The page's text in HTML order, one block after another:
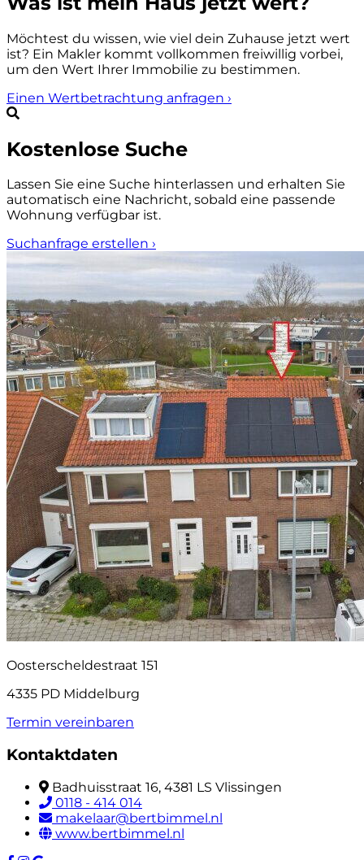
Möchtest du wissen, wie viel dein Zuhause jetzt wert
ist? Ein Makler kommt vollkommen freiwillig vorbei,
um den Wert Ihrer Immobilie zu bestimmen.
Einen Wertbetrachtung anfragen ›
Kostenlose Suche
Lassen Sie eine Suche hinterlassen und erhalten Sie
automatisch eine Nachricht, sobald eine passende
Wohnung verfügbar ist.
Suchanfrage erstellen ›
Oosterscheldestraat 151
4335 PD Middelburg
Termin vereinbaren
Kontaktdaten
Badhuisstraat 16, 4381 LS Vlissingen
0118 - 414 014
makelaar@bertbimmel.nl
www.bertbimmel.nl